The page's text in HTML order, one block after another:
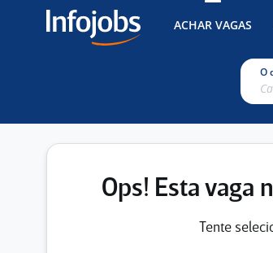
ACHAR VAGAS
O
Ops! Esta vaga
Tente